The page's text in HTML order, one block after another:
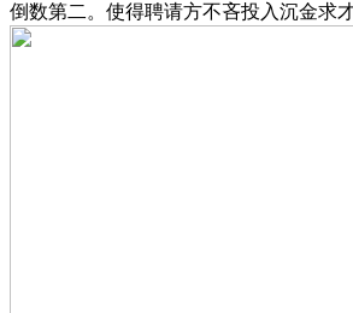
倒数第二。使得聘请方不吝投入沉金求